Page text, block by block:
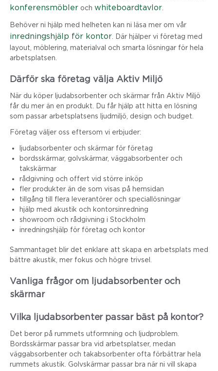
konferensmöbler och whiteboardtavlor
Behöver ni hjälp med helheten kan ni läsa mer om vår
inredningshjälp för kontor . Där hjälper vi företag med
layout, möblering, materialval och smarta lösningar för hela
arbetsplatsen.
Därför ska företag välja Aktiv Miljö
När du köper ljudabsorbenter och skärmar från Aktiv Miljö
får du mer än en produkt. Du får hjälp att hitta en lösning
som passar arbetsplatsens ljudmiljö, design och budget.
Företag väljer oss eftersom vi erbjuder:
ljudabsorbenter och skärmar för företag
bordsskärmar, golvskärmar, väggabsorbenter och
takskärmar
rådgivning och offert vid större inköp
fler produkter än de som visas på hemsidan
tillgång till flera leverantörer och speciallösningar
hjälp med akustik och kontorsinredning
showroom och rådgivning i Stockholm
inredningshjälp för företag och kontor
Sammantaget blir det enklare att skapa en arbetsplats med
bättre akustik, mer fokus och högre trivsel.
Vanliga frågor om ljudabsorbenter och
skärmar
Vilka ljudabsorbenter passar bäst på kontor?
Det beror på rummets utformning och ljudproblem.
Bordsskärmar passar bra vid arbetsplatser, medan
väggabsorbenter och takabsorbenter ofta förbättrar hela
rummets akustik. Golvskärmar passar bra när ni vill skapa